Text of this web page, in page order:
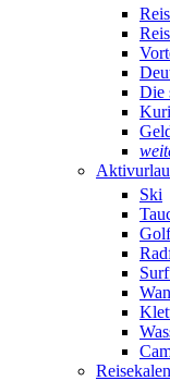
Die
Ski
Golf